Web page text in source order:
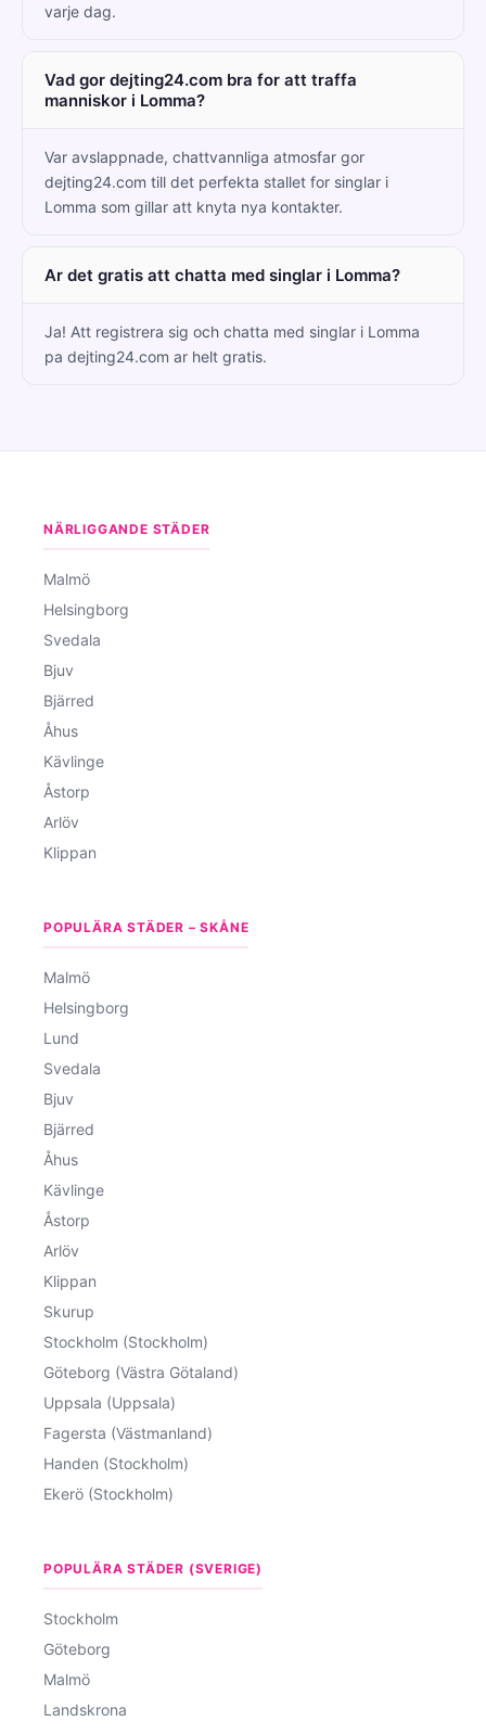
varje dag.
Vad gor dejting24.com bra for att traffa
manniskor i Lomma?
Var avslappnade, chattvannliga atmosfar gor
dejting24.com till det perfekta stallet for singlar i
Lomma som gillar att knyta nya kontakter.
Ar det gratis att chatta med singlar i Lomma?
Ja! Att registrera sig och chatta med singlar i Lomma
pa dejting24.com ar helt gratis.
NÄRLIGGANDE STÄDER
Malmö
Helsingborg
Svedala
Bjuv
Bjärred
Åhus
Kävlinge
Åstorp
Arlöv
Klippan
POPULÄRA STÄDER – SKÅNE
Malmö
Helsingborg
Lund
Svedala
Bjuv
Bjärred
Åhus
Kävlinge
Åstorp
Arlöv
Klippan
Skurup
Stockholm (Stockholm)
Göteborg (Västra Götaland)
Uppsala (Uppsala)
Fagersta (Västmanland)
Handen (Stockholm)
Ekerö (Stockholm)
POPULÄRA STÄDER (SVERIGE)
Stockholm
Göteborg
Malmö
Landskrona